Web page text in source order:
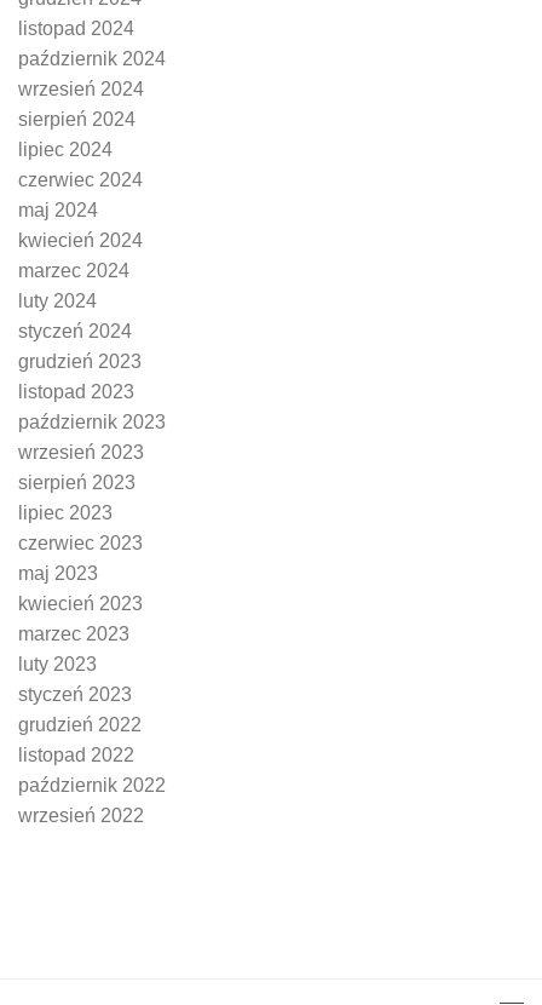
listopad 2024
październik 2024
wrzesień 2024
sierpień 2024
lipiec 2024
czerwiec 2024
maj 2024
kwiecień 2024
marzec 2024
luty 2024
styczeń 2024
grudzień 2023
listopad 2023
październik 2023
wrzesień 2023
sierpień 2023
lipiec 2023
czerwiec 2023
maj 2023
kwiecień 2023
marzec 2023
luty 2023
styczeń 2023
grudzień 2022
listopad 2022
październik 2022
wrzesień 2022